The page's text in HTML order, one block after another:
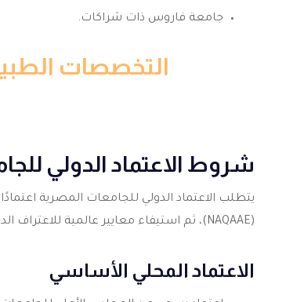
جامعة فاروس ذات شراكات.
التخصصات
شروط الاعتماد الدولي
يتطلب الاعتماد الدولي للجامعات المصرية
(NAQAAE)، ثم استيفاء معايير عالمية للاعتراف الدولي، وذلك على النحو التالي:
الاعتماد المحلي الأساسي